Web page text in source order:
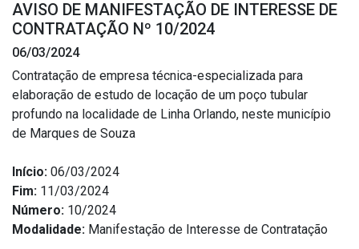
Estrutura Organizacional
Secretarias
Administração
Assistência Social
Educação, Cultura, Desporto e Turismo
Obras
AVISO DE MANIFESTAÇÃO DE INTERESSE DE
CONTRATAÇÃO Nº 10/2024
06/03/2024
Contratação de empresa técnica-especializada para
elaboração de estudo de locação de um poço tubular
profundo na localidade de Linha Orlando, neste município
de Marques de Souza
Início: 06/03/2024
Fim: 11/03/2024
Número: 10/2024
Modalidade: Manifestação de Interesse de Contratação